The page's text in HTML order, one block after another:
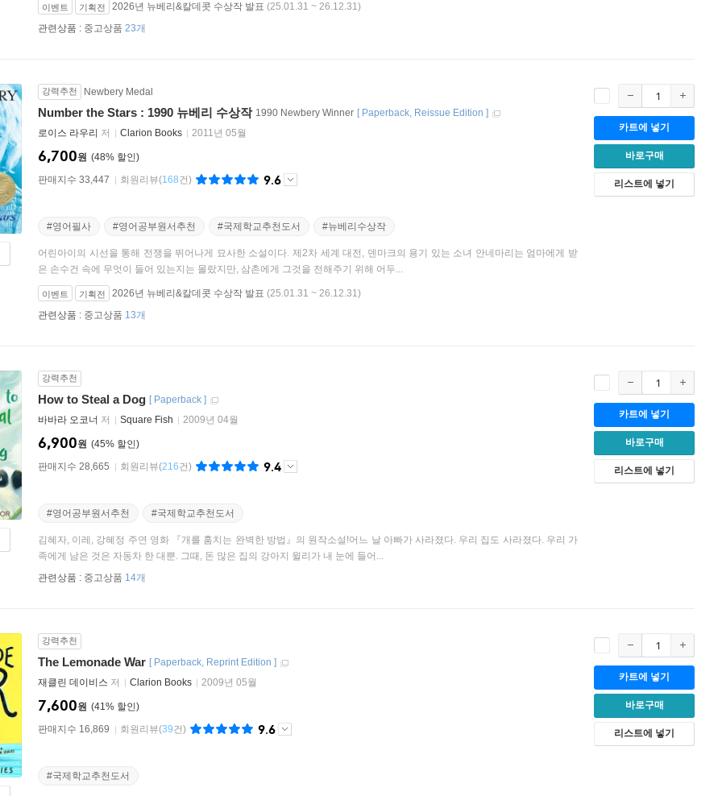
이벤트 기획전 2026년 뉴베리&칼데콧 수상작 발표 (25.01.31 ~ 26.12.31)
관련상품 : 중고상품 23개
강력추천 Newbery Medal
Number the Stars : 1990 뉴베리 수상작 1990 Newbery Winner [ Paperback Reissue Edition ]
로이스 라우리 저 Clarion Books 2011년 05월
48%
6,700원
판매지수 33,447
회원리뷰(168건) 9.6
#영어필사 #영어공부원서추천 #국제학교추천도서 #뉴베리수상작
어린아이의 시선을 통해 전쟁을 뛰어나게 묘사한 소설이다. 제2차 세계 대전, 덴마크의 용기 있는 소녀 안네마리는 엄마에게 받
은 손수건 속에 무엇이 들어 있는지는 몰랐지만, 삼촌에게 그것을 전해주기 위해 어두...
이벤트 기획전 2026년 뉴베리&칼데콧 수상작 발표 (25.01.31 ~ 26.12.31)
관련상품 : 중고상품 13개
카트에 넣기
바로구매
리스트에 넣기
강력추천
How to Steal a Dog [ Paperback ]
바바라 오코너 저 Square Fish 2009년 04월
45%
6,900원
판매지수 28,665
회원리뷰(216건) 9.4
#영어공부원서추천 #국제학교추천도서
김혜자, 이레, 강혜정 주연 영화 『개를 훔치는 완벽한 방법』의 원작소설!어느 날 아빠가 사라졌다. 우리 집도 사라졌다. 우리 가
족에게 남은 것은 자동차 한 대뿐. 그때, 돈 많은 집의 강아지 윌리가 내 눈에 들어...
관련상품 : 중고상품 14개
카트에 넣기
바로구매
리스트에 넣기
강력추천
The Lemonade War [ Paperback Reprint Edition ]
재클린 데이비스 저 Clarion Books 2009년 05월
41%
7,600원
판매지수 16,869
회원리뷰(39건) 9.6
#국제학교추천도서
카트에 넣기
바로구매
리스트에 넣기